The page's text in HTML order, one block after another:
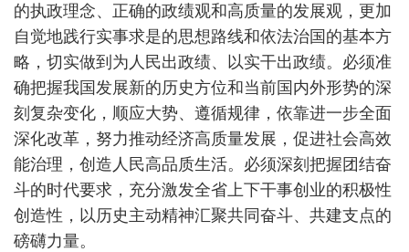
的执政理念、正确的政绩观和高质量的发展观，更加
自觉地践行实事求是的思想路线和依法治国的基本方
略，切实做到为人民出政绩、以实干出政绩。必须准
确把握我国发展新的历史方位和当前国内外形势的深
刻复杂变化，顺应大势、遵循规律，依靠进一步全面
深化改革，努力推动经济高质量发展，促进社会高效
能治理，创造人民高品质生活。必须深刻把握团结奋
斗的时代要求，充分激发全省上下干事创业的积极性
创造性，以历史主动精神汇聚共同奋斗、共建支点的
磅礴力量。